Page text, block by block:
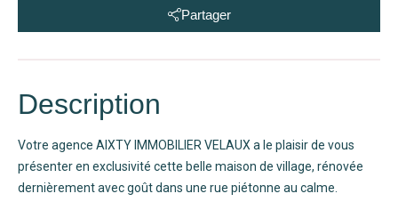
Partager
Description
Votre agence AIXTY IMMOBILIER VELAUX a le plaisir de vous
présenter en exclusivité cette belle maison de village, rénovée
dernièrement avec goût dans une rue piétonne au calme.